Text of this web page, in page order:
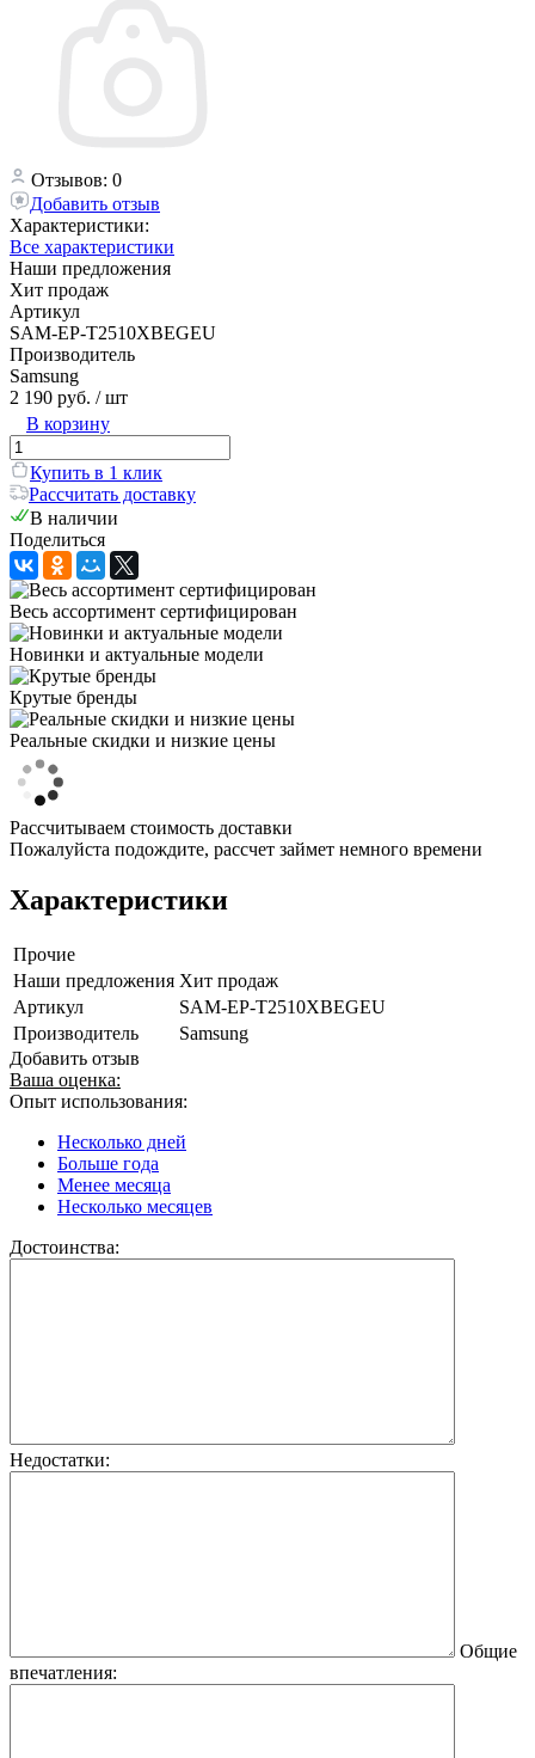
Отзывов: 0
Добавить отзыв
Характеристики:
Все характеристики
Наши предложения
Хит продаж
Артикул
SAM-EP-T2510XBEGEU
Производитель
Samsung
2 190 руб. / шт
В корзину
Купить в 1 клик
Рассчитать доставку
В наличии
Поделиться
Весь ассортимент сертифицирован
Новинки и актуальные модели
Крутые бренды
Реальные скидки и низкие цены
Рассчитываем стоимость доставки
Пожалуйста подождите, рассчет займет немного времени
Характеристики
Прочие
Наши предложения Хит продаж
Артикул
SAM-EP-T2510XBEGEU
Производитель
Samsung
Добавить отзыв
Ваша оценка:
Опыт использования:
Несколько дней
Больше года
Менее месяца
Несколько месяцев
Достоинства:
Недостатки:
Общие
впечатления: